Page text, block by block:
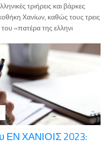
τριήρεις και βάρκες
Χανίων, καθώς τους τρεις
«πατέρα της ελληνι
ΕΝ ΧΑΝΙΟΙΣ 2023: